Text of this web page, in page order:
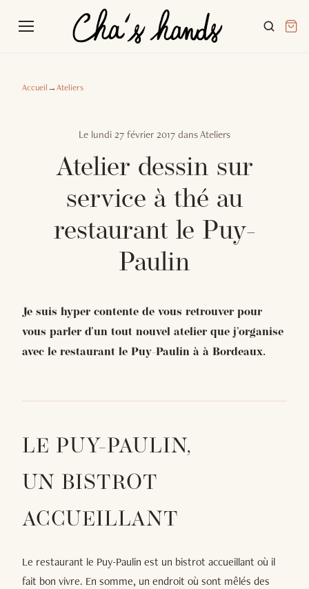
Accueil→Ateliers
Le lundi 27 février 2017 dansAteliers
Atelier dessin sur
service à thé au
restaurant le Puy-
Paulin
Je suis hyper contente de vous retrouver pour
vous parler d'un tout nouvel atelier que j'organise
avec le restaurant le Puy-Paulin à à Bordeaux.
LE PUY-PAULIN,
UN BISTROT
ACCUEILLANT
Le restaurant le Puy-Paulin est un bistrot accueillant où il
fait bon vivre. En somme, un endroit où sont mêlés des